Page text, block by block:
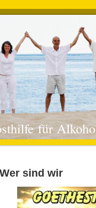
für
Wer sind wir